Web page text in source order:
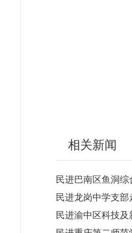
相关新闻
民进巴南区鱼洞
民进龙岗中学支部
民进渝中区科技